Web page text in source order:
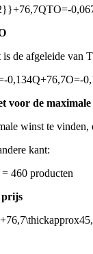
de afgeleide van
0,134Q+76,7O=-
voor de
winst te vinden,
kant:
460 producten
prijs